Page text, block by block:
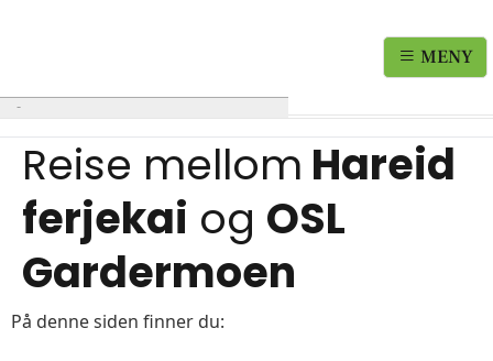
MENY
Reise mellom Hareid
ferjekai og OSL
Gardermoen
På denne siden finner du: